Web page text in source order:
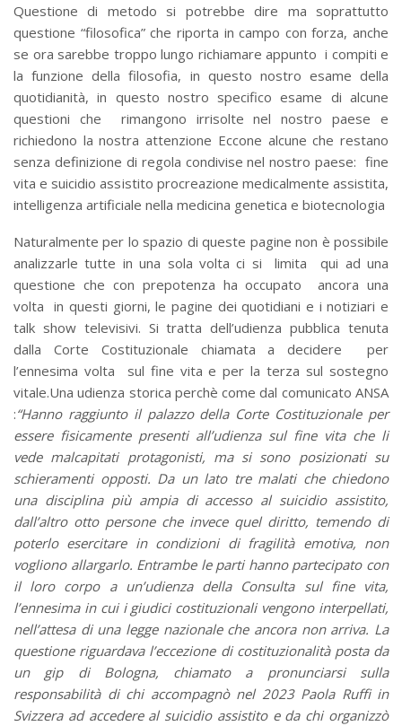
Questione di metodo si potrebbe dire ma soprattutto
questione “filosofica” che riporta in campo con forza, anche
se ora sarebbe troppo lungo richiamare appunto i compiti e
la funzione della filosofia, in questo nostro esame della
quotidianità, in questo nostro specifico esame di alcune
questioni che rimangono irrisolte nel nostro paese e
richiedono la nostra attenzione Eccone alcune che restano
senza definizione di regola condivise nel nostro paese: fine
vita e suicidio assistito procreazione medicalmente assistita,
intelligenza artificiale nella medicina genetica e biotecnologia
Naturalmente per lo spazio di queste pagine non è possibile
analizzarle tutte in una sola volta ci si limita qui ad una
questione che con prepotenza ha occupato ancora una
volta in questi giorni, le pagine dei quotidiani e i notiziari e
talk show televisivi. Si tratta dell’udienza pubblica tenuta
dalla Corte Costituzionale chiamata a decidere per
l’ennesima volta sul fine vita e per la terza sul sostegno
vitale.Una udienza storica perchè come dal comunicato ANSA
:“Hanno raggiunto il palazzo della Corte Costituzionale per
essere fisicamente presenti all’udienza sul fine vita che li
vede malcapitati protagonisti, ma si sono posizionati su
schieramenti opposti. Da un lato tre malati che chiedono
una disciplina più ampia di accesso al suicidio assistito,
dall’altro otto persone che invece quel diritto, temendo di
poterlo esercitare in condizioni di fragilità emotiva, non
vogliono allargarlo. Entrambe le parti hanno partecipato con
il loro corpo a un’udienza della Consulta sul fine vita,
l’ennesima in cui i giudici costituzionali vengono interpellati,
nell’attesa di una legge nazionale che ancora non arriva. La
questione riguardava l’eccezione di costituzionalità posta da
un gip di Bologna, chiamato a pronunciarsi sulla
responsabilità di chi accompagnò nel 2023 Paola Ruffi in
Svizzera ad accedere al suicidio assistito e da chi organizzò